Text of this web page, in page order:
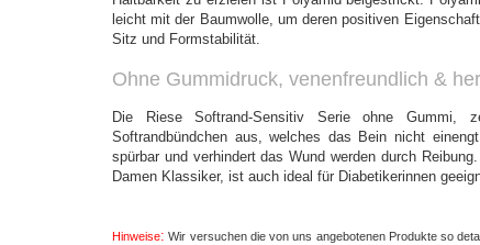
leicht mit der Baumwolle, um deren positiven
Sitz und Formstabilität.
Ohne Gummidruck, venenfreundlich &
Die Riese Softrand-Sensitiv Serie ohne Gummi,
Softrandbündchen aus, welches das Bein nicht
spürbar und verhindert das Wund werden durch
Damen Klassiker, ist auch ideal für Diabetikerinnen
Hinweise: Wir versuchen die von uns angebotenen Produkte so